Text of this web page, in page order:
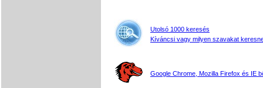
Utolsó 1000 keresés
Kíváncsi vagy milyen szavakat
Google Chrome, Mozilla Firefox és IE